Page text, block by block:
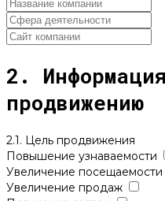
2.
продвижению
2.1. Цель продвижения
Повышение узнаваемости
Увеличение посещаемости
Увеличение продаж